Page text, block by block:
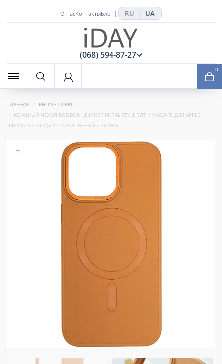
О насКонтактыБлог | RU | UA
(068) 594-87-27
0
ГЛАВНАЯ
IPHONE 13 PRO
КОЖАНЫЙ ЧЕХОЛ BONBON LEATHER METAL STYLE WITH MAGSAFE ДЛЯ APPLE
IPHONE 13 PRO (6.1") КОРИЧНЕВЫЙ / BROWN
+